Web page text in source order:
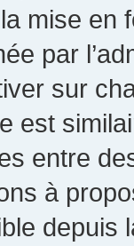
mise en
par
sur
est
entre
à
depuis